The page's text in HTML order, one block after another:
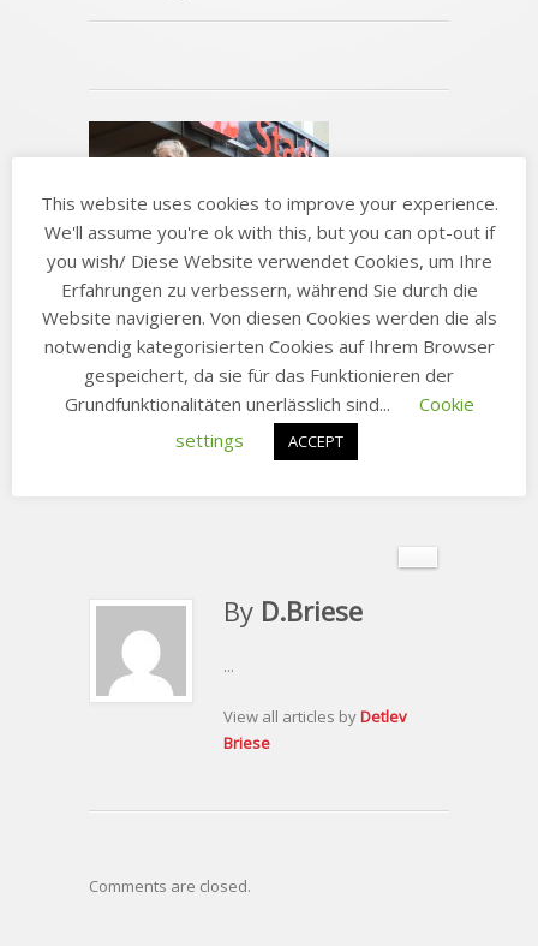
By D.Briese
...
View all articles byDetlev
Briese
Comments are closed.
This website uses cookies to improve your experience.
We'll assume you're ok with this, but you can opt-out if
you wish/ Diese Website verwendet Cookies, um Ihre
Erfahrungen zu verbessern, während Sie durch die
Website navigieren. Von diesen Cookies werden die als
notwendig kategorisierten Cookies auf Ihrem Browser
gespeichert, da sie für das Funktionieren der
Grundfunktionalitäten unerlässlich sind...
Cookie
settings
ACCEPT